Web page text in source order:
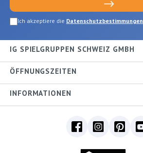
Ich akzeptiere die Datenschutzbestimmungen
IG SPIELGRUPPEN SCHWEIZ GMBH
ÖFFNUNGSZEITEN
INFORMATIONEN